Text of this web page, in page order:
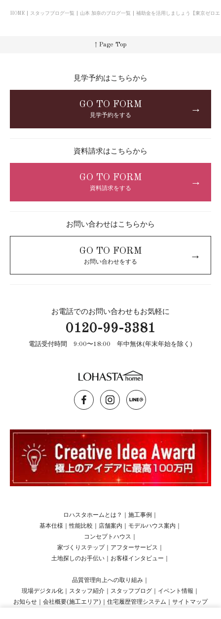
HOME スタッフブログ一覧 山本 加奈のブログ一覧 補助金を活用しましょう【東京ゼロエ
↑ Page Top
見学予約はこちらから
GO TO FORM
見学予約をする
→
資料請求はこちらから
GO TO FORM
資料請求をする
→
お問い合わせはこちらから
GO TO FORM
お問い合わせをする
→
お電話でのお問い合わせもお気軽に
0120-99-3381
電話受付時間 9:00〜18:00 年中無休(年末年始を除く)
ロハスタホームとは？ 施工事例
基本仕様 ｜性能比較 店舗案内 モデルハウス案内
コンセプトハウス
家づくりステップ
アフターサービス
土地探しのお手伝い
お客様インタビュー
品質管理向上への取り組み
現場デジタル化
スタッフ紹介 スタッフブログ イベント情報
お知らせ
会社概要(施工エリア) 住宅履歴管理システム サイトマップ